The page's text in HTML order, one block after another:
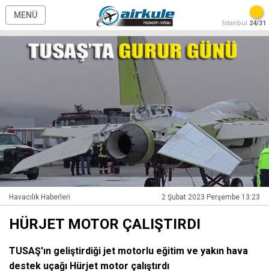
MENÜ
İstanbul 24/31
Havacılık Haberleri 2 Şubat 2023 Perşembe 13:23
HÜRJET MOTOR ÇALIŞTIRDI
TUSAŞ'ın geliştirdiği jet motorlu eğitim ve yakın hava
destek uçağı Hürjet motor çalıştırdı